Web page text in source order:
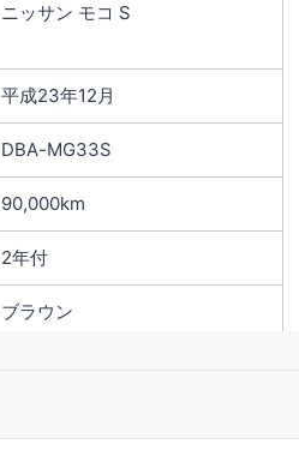
ニッサン モコ S
平成23年12月
DBA-MG33S
90,000km
2年付
ブラウン